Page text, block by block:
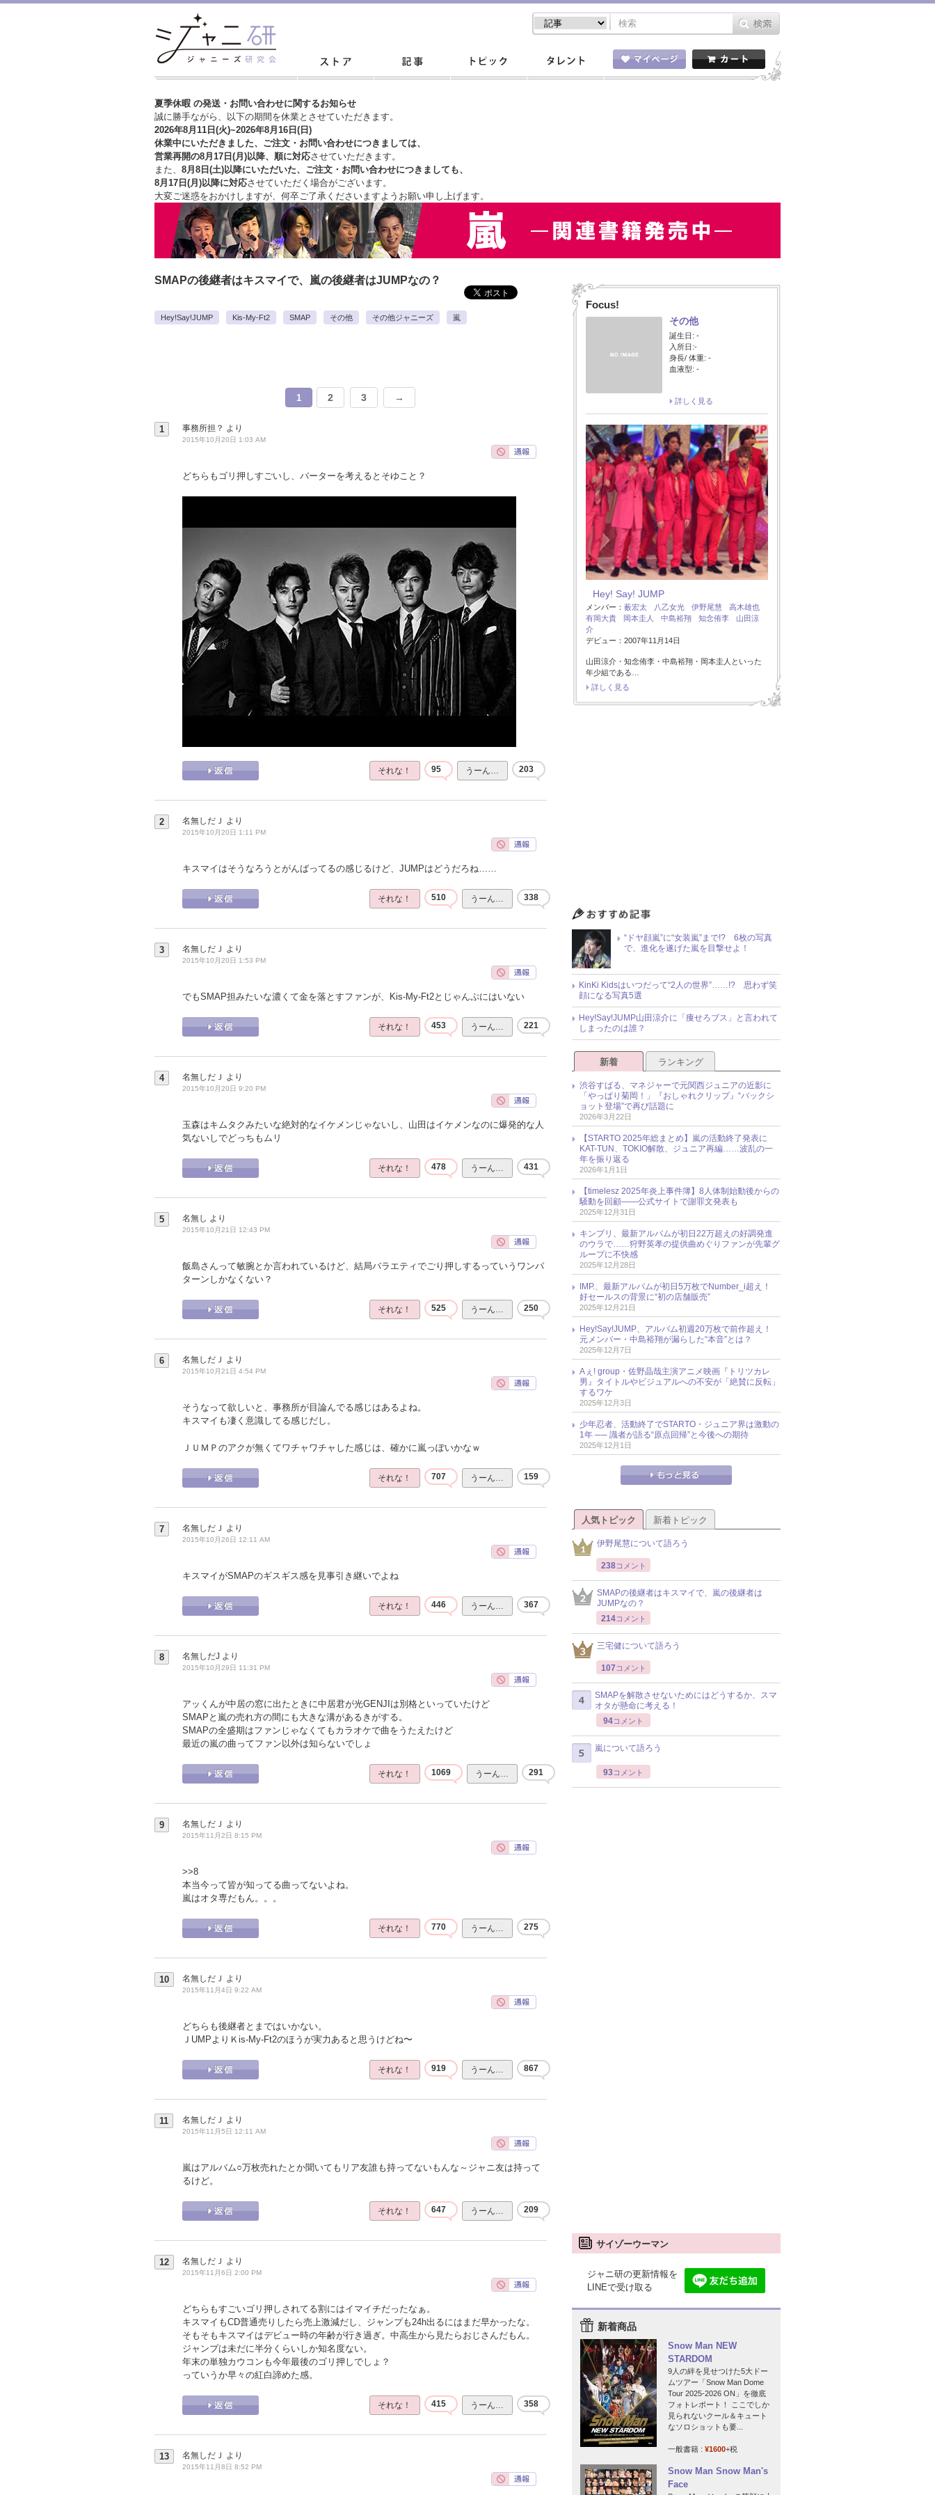
夏季休暇 の発送・お問い合わせに関するお知らせ
誠に勝手ながら、以下の期間を休業とさせていただきます。
2026年8月11日(火)~2026年8月16日(日)
休業中にいただきました、ご注文・お問い合わせにつきましては、
営業再開の8月17日(月)以降、順に対応させていただきます。
また、 8月8日(土)以降にいただいた、ご注文・ お問い合わせにつきましても、
8月17日(月)以降に対応させていただく場合がございます。
大変ご迷惑をおかけしますが、 何卒ご了承くださいますようお願い申し上げます。
SMAPの後継者はキスマイで、嵐の後継者はJUMPなの？
Hey!Say!JUMP Kis-My-Ft2 SMAP その他 その他ジャニーズ 嵐
1 2 3 →
1 事務所担？ より
2015年10月20日 1:03 AM
どちらもゴリ押しすごいし、バーターを考えるとそゆこと？
それな！ 95 うーん… 203
2 名無しだＪ より
2015年10月20日 1:11 PM
キスマイはそうなろうとがんばってるの感じるけど、JUMPはどうだろね……
それな！ 510 うーん… 338
3 名無しだＪ より
2015年10月20日 1:53 PM
でもSMAP担みたいな濃くて金を落とすファンが、Kis-My-Ft2とじゃんぷにはいない
それな！ 453 うーん… 221
4 名無しだＪ より
2015年10月20日 9:20 PM
玉森はキムタクみたいな絶対的なイケメンじゃないし、山田はイケメンなのに爆発的な人
気ないしでどっちもムリ
それな！ 478 うーん… 431
5 名無し より
2015年10月21日 12:43 PM
飯島さんって敏腕とか言われているけど、結局バラエティでごり押しするっていうワンパ
ターンしかなくない？
それな！ 525 うーん… 250
6 名無しだＪ より
2015年10月21日 4:54 PM
そうなって欲しいと、事務所が目論んでる感じはあるよね。
キスマイも凄く意識してる感じだし。
ＪＵＭＰのアクが無くてワチャワチャした感じは、確かに嵐っぽいかなｗ
それな！ 707 うーん… 159
7 名無しだＪ より
2015年10月26日 12:11 AM
キスマイがSMAPのギスギス感を見事引き継いでよね
それな！ 446 うーん… 367
8 名無しだJ より
2015年10月29日 11:31 PM
アッくんが中居の窓に出たときに中居君が光GENJIは別格といっていたけど
SMAPと嵐の売れ方の間にも大きな溝があるきがする。
SMAPの全盛期はファンじゃなくてもカラオケで曲をうたえたけど
最近の嵐の曲ってファン以外は知らないでしょ
それな！ 1069 うーん… 291
9 名無しだＪ より
2015年11月2日 8:15 PM
>>8
本当今って皆が知ってる曲ってないよね。
嵐はオタ専だもん。。。
それな！ 770 うーん… 275
10 名無しだＪ より
2015年11月4日 9:22 AM
どちらも後継者とまではいかない。
ＪUMPよりＫis-My-Ft2のほうが実力あると思うけどね〜
それな！ 919 うーん… 867
11 名無しだＪ より
2015年11月5日 12:11 AM
嵐はアルバム○万枚売れたとか聞いてもリア友誰も持ってないもんな～ジャニ友は持って
るけど。
それな！ 647 うーん… 209
12 名無しだＪ より
2015年11月6日 2:00 PM
どちらもすごいゴリ押しされてる割にはイマイチだったなぁ。
キスマイもCD普通売りしたら売上激減だし、ジャンプも24h出るにはまだ早かったな。
そもそもキスマイはデビュー時の年齢が行き過ぎ。中高生から見たらおじさんだもん。
ジャンプは未だに半分くらいしか知名度ない。
年末の単独カウコンも今年最後のゴリ押しでしょ？
っていうか早々の紅白諦めた感。
それな！ 415 うーん… 358
13 名無しだＪ より
2015年11月8日 8:52 PM
Focus!
その他
誕生日: -
入所日:-
身長/ 体重: -
血液型: -
詳しく見る
Hey! Say! JUMP
メンバー： 薮宏太 八乙女光 伊野尾慧
高木雄也
有岡大貴
岡本圭人 中島裕翔 知念侑李
山田涼
介
デビュー：2007年11月14日
山田涼介・知念侑李・中島裕翔・岡本圭人といった
年少組である…
詳しく見る
“ドヤ顔嵐”に“女装嵐”まで!? 6枚の写真
で、進化を遂げた嵐を目撃せよ！
KinKi Kidsはいつだって“2人の世界”……!? 思わず笑
顔になる写真5選
Hey!Say!JUMP山田涼介に「痩せろブス」と言われて
しまったのは誰？
新着 ランキング
渋谷すばる、マネジャーで元関西ジュニアの近影に
「やっぱり菊岡！」『おしゃれクリップ』“バックシ
ョット登場”で再び話題に
2026年3月22日
【STARTO 2025年総まとめ】嵐の活動終了発表に
KAT-TUN、TOKIO解散、ジュニア再編……波乱の一
年を振り返る
2026年1月1日
【timelesz 2025年炎上事件簿】8人体制始動後からの
騒動を回顧――公式サイトで謝罪文発表も
2025年12月31日
キンプリ、最新アルバムが初日22万超えの好調発進
のウラで……狩野英孝の提供曲めぐりファンが先輩グ
ループに不快感
2025年12月28日
IMP.、最新アルバムが初日5万枚でNumber_i超え！
好セールスの背景に“初の店舗販売”
2025年12月21日
Hey!Say!JUMP、アルバム初週20万枚で前作超え！
元メンバー・中島裕翔が漏らした“本音”とは？
2025年12月7日
Aぇ! group・佐野晶哉主演アニメ映画『トリツカレ
男』タイトルやビジュアルへの不安が「絶賛に反転」
するワケ
2025年12月3日
少年忍者、活動終了でSTARTO・ジュニア界は激動の
1年 ── 識者が語る“原点回帰”と今後への期待
2025年12月1日
人気トピック 新着トピック
伊野尾慧について語ろう
238コメント
SMAPの後継者はキスマイで、嵐の後継者は
JUMPなの？
214コメント
三宅健について語ろう
107 コメント
SMAPを解散させないためにはどうするか、スマ
オタが懸命に考える！
94コメント
嵐について語ろう
93コメント
サイゾーウーマン
ジャニ研の更新情報を
LINEで受け取る
新着商品
Snow Man NEW
STARDOM
9人の絆を見せつけた5大ドー
ムツアー「Snow Man Dome
Tour 2025-2026 ON」を徹底
フォトレポート！ ここでしか
見られないクール＆キュート
なソロショットも要...
一般書籍 : ¥1600+税
Snow Man Snow Man's
Face